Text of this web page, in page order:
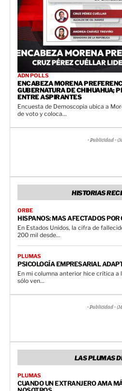
ADN POLLS
ENCABEZA MORENA
GUBERNATURA DE CHIHUAHUA;
ENTRE ASPIRANTES
Encuesta de Demoscopia ubica a
de voto y coloca...
- Publicidad -
HISTORIAS
ORBE
HISPANOS: MAS AFECTADOS POR
En Estados Unidos, la cifra de
200 mil desde...
PLUMAS
PSICOLOGÍA EMPRESARIAL
En mi columna anterior hice crítica a
sólo ven...
- Publicidad -
LAS PLUMAS
PLUMAS
CUANDO UN EXTRANJERO AMA